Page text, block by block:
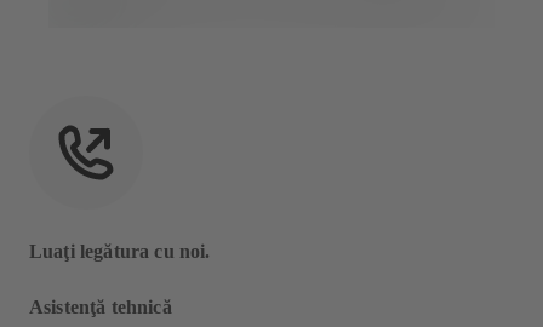
Luaţi legătura cu noi.
Asistenţă tehnică